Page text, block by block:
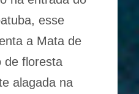
esse
a Mata de
de floresta
alagada na